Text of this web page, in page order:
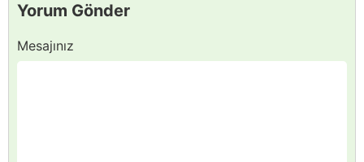
Yorum Gönder
Mesajınız